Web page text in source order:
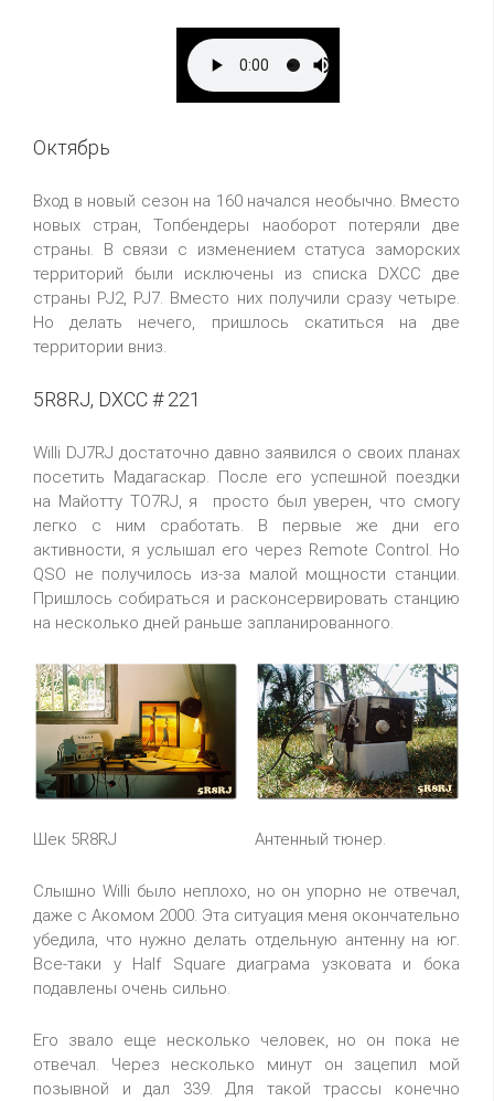
Октябрь
Вход в новый сезон на 160 начался необычно. Вместо
новых стран, Топбендеры наоборот потеряли две
страны. В связи с изменением статуса заморских
территорий были исключены из списка DXCC две
страны PJ2, PJ7. Вместо них получили сразу четыре.
Но делать нечего, пришлось скатиться на две
территории вниз.
5R8RJ, DXCC # 221
Willi DJ7RJ достаточно давно заявился о своих планах
посетить Мадагаскар. После его успешной поездки
на Майотту TO7RJ, я просто был уверен, что смогу
легко с ним сработать. В первые же дни его
активности, я услышал его через Remote Control. Но
QSO не получилось из-за малой мощности станции.
Пришлось собираться и расконсервировать станцию
на несколько дней раньше запланированного.
Шек 5R8RJ Антенный тюнер.
Слышно Willi было неплохо, но он упорно не отвечал,
даже с Акомом 2000. Эта ситуация меня окончательно
убедила, что нужно делать отдельную антенну на юг.
Все-таки у Half Square диаграма узковата и бока
подавлены очень сильно.
Его звало еще несколько человек, но он пока не
отвечал. Через несколько минут он зацепил мой
позывной и дал 339. Для такой трассы конечно